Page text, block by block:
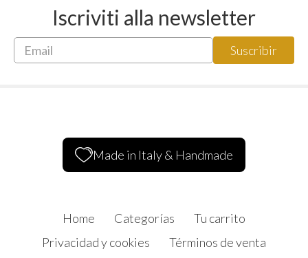
Iscriviti alla newsletter
Made in Italy & Handmade
Home Categorías
Tu carrito
Privacidad y cookies
Términos de venta